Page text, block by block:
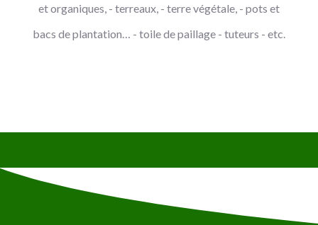
et organiques, - terreaux, - terre végétale, - pots et
bacs de plantation… - toile de paillage - tuteurs - etc.